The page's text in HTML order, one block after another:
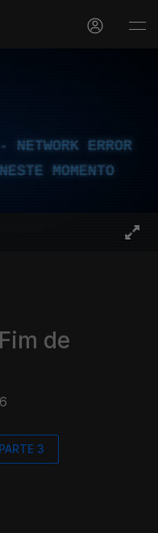
ERROR
MOMENTO
de
PARTE 3